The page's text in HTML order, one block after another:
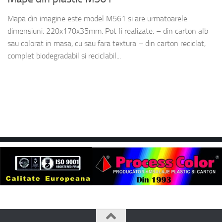
Mapa din imagine este model M561 si are urmatoarele
dimensiuni: 220x170x35mm. Pot fi realizate: – din carton alb
sau colorat in masa, cu sau fara textura – din carton reciclat,
complet biodegradabil si reciclabil...